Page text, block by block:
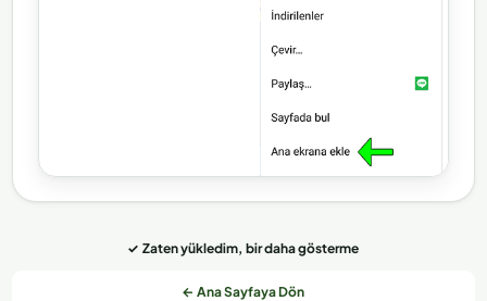
✓ Zaten yükledim, bir daha gösterme
← Ana Sayfaya Dön